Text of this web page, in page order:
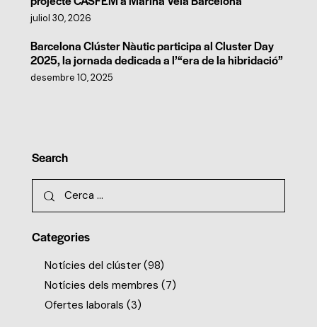
juliol 30, 2026
Barcelona Clúster Nàutic participa al Cluster Day
2025, la jornada dedicada a l’“era de la hibridació”
desembre 10, 2025
Search
Categories
Notícies del clúster (98)
Notícies dels membres (7)
Ofertes laborals (3)